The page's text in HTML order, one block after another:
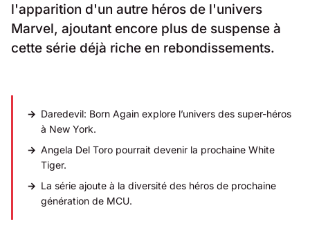
l'apparition d'un autre héros de l'univers
Marvel, ajoutant encore plus de suspense à
cette série déjà riche en rebondissements.
Daredevil: Born Again explore l’univers des super-héros
à New York.
Angela Del Toro pourrait devenir la prochaine White
Tiger.
La série ajoute à la diversité des héros de prochaine
génération de MCU.